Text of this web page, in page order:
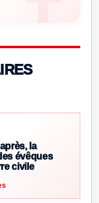
la
évêques
civile